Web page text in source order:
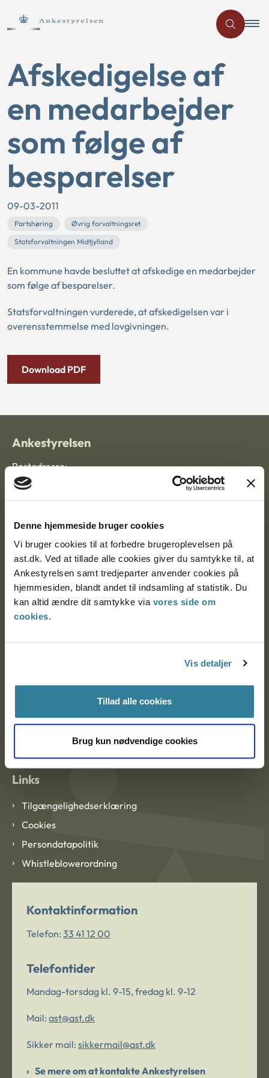
Denne hjemmeside bruger cookies
Vi bruger cookies til at forbedre brugeroplevelsen på
ast.dk. Ved at tillade alle cookies giver du samtykke til, at
Ankestyrelsen samt tredjeparter anvender cookies på
hjemmesiden, blandt andet til indsamling af statistik. Du
kan altid ændre dit samtykke via vores side om
cookies.
Vis detaljer
Tillad alle cookies
Brug kun nødvendige cookies
Afskedigelse af
en medarbejder
som følge af
besparelser
09-03-2011
Partshøring
Øvrig forvaltningsret
Statsforvaltningen Midtjylland
En kommune havde besluttet at afskedige en medarbejder
som følge af besparelser.
Statsforvaltningen vurderede, at afskedigelsen var i
overensstemmelse med lovgivningen.
Download PDF
Ankestyrelsen
Postadresse:
Nytorv 7, 2. sal
Ankestyrelsen Aalborg
Ankestyrelsen København
Om Ankestyrelsen
Om Ankestyrelsen
Blanketter og kontaktformularer
Links
Tilgængelighedserklæring
Cookies
Persondatapolitik
Whistleblowerordning
Kontaktinformation
Telefon: 33 41 12 00
Telefontider
Mandag-torsdag kl. 9-15, fredag kl. 9-12
Mail: ast@ast.dk
Sikker mail: sikkermail@ast.dk
Se mere om at kontakte Ankestyrelsen